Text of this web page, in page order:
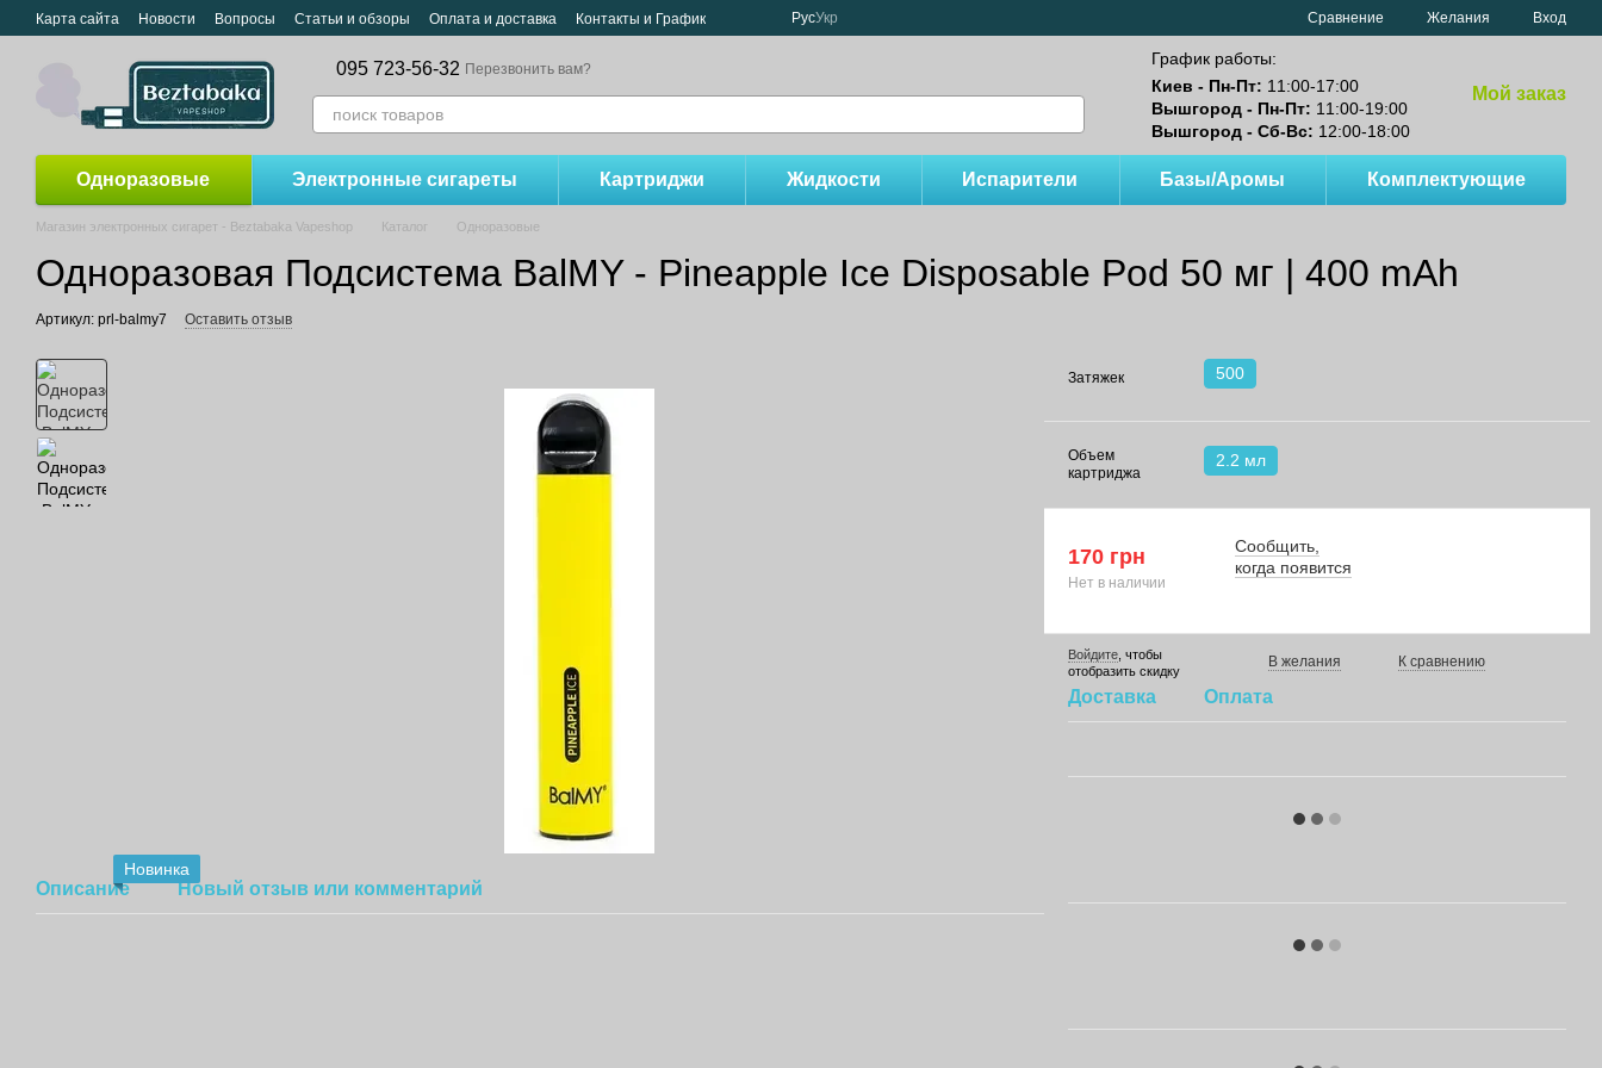
Перейти к основному контенту
Карта сайта Новости Вопросы Статьи и обзоры Оплата и доставка Контакты и График РусУкр Сравнение Желания Вход
095 723-56-32 Перезвонить вам?
График работы:
Киев - Пн-Пт: 11:00-17:00
Вышгород - Пн-Пт: 11:00-19:00
Вышгород - Сб-Вс: 12:00-18:00
Мой заказ
Одноразовые Электронные сигареты Картриджи Жидкости Испарители Базы/Аромы Комплектующие
Магазин электронных сигарет - Beztabaka Vapeshop Каталог Одноразовые
Одноразовая Подсистема BalMY - Pineapple Ice Disposable Pod 50 мг | 400 mAh
Артикул: prl-balmy7 Оставить отзыв
Новинка
Описание Новый отзыв или комментарий
Затяжек 500
Объем
картриджа
2.2 мл
170 грн
Нет в наличии
Сообщить,
когда появится
Войдите , чтобы
отобразить скидку
В желания К сравнению
Доставка Оплата